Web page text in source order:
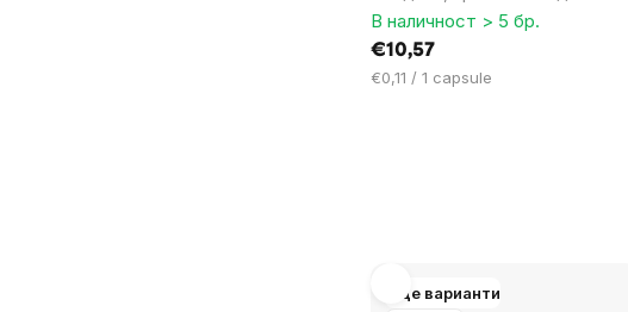
В наличност > 5 бр.
€10,57
Цена
€0,11 / 1 capsule
Още варианти